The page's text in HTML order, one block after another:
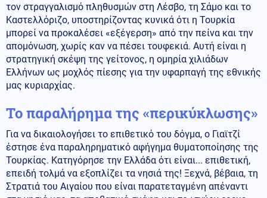
τον στραγγαλισμό πληθυσμών στη Λέσβο, τη Σάμο και το
Καστελλόριζο, υποστηρίζοντας κυνικά ότι η Τουρκία
μπορεί να προκαλέσει «εξέγερση» από την πείνα και την
απομόνωση, χωρίς καν να πέσει τουφεκιά. Αυτή είναι η
στρατηγική σκέψη της γείτονος, η ομηρία χιλιάδων
Ελλήνων ως μοχλός πίεσης για την υφαρπαγή της εθνικής
μας κυριαρχίας.
Το παραλήρημα της «περικύκλωσης»
Για να δικαιολογήσει το επιθετικό του δόγμα, ο Γιαϊτζί
έστησε ένα παραληρηματικό αφήγημα θυματοποίησης της
Τουρκίας. Κατηγόρησε την Ελλάδα ότι είναι... επιθετική,
επειδή τολμά να εξοπλίζει τα νησιά της! Ξεχνά, βέβαια, τη
Στρατιά του Αιγαίου που είναι παρατεταγμένη απέναντι